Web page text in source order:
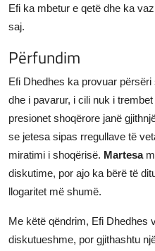
Efi ka mbetur e qetë dhe ka
saj.
Përfundim
Efi Dhedhes ka provuar
dhe i pavarur, i cili nuk i
presionet shoqërore janë
se jetesa sipas rregullave të
miratimi i shoqërisë. Martesa
diskutime, por ajo ka bërë të
llogaritet më shumë.
Me këtë qëndrim, Efi Dhedhes
diskutueshme, por gjithashtu